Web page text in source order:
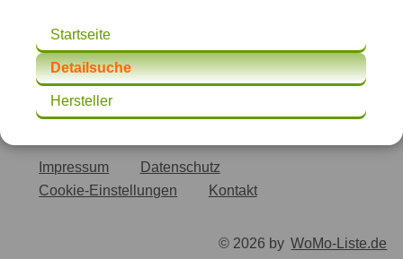
Startseite
Detailsuche
Hersteller
Impressum
Datenschutz
Cookie-Einstellungen
Kontakt
© 2026 by WoMo-Liste.de